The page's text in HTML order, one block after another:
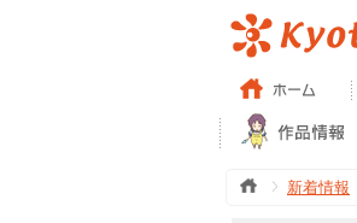
新着情報